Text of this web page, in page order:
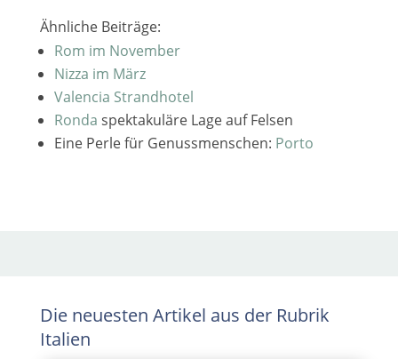
Ähnliche Beiträge:
Rom im November
Nizza im März
Valencia Strandhotel
Ronda spek­ta­ku­lä­re Lage auf Felsen
Eine Perle für Genussmenschen: Porto
Die neuesten Artikel aus der Rubrik
Italien